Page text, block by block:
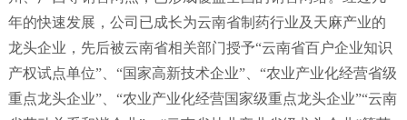
年的快速发展，公司已成长为云南省制药行业及天麻产业的
龙头企业，先后被云南省相关部门授予“云南省百户企业知识
产权试点单位”、“国家高新技术企业”、“农业产业化经营省级
重点龙头企业”、“农业产业化经营国家级重点龙头企业”“云南